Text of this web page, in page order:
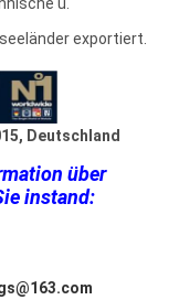
exportiert.
Deutschland
über
instand: